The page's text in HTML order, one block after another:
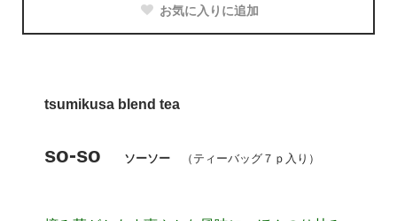
お気に入りに追加
tsumikusa blend tea
so-so ソーソー （ティーバッグ７ｐ入り）